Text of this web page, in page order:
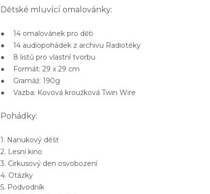
Dětské mluvící omalovánky:
● 14 omalovánek pro děti
● 14 audiopohádek z archivu Radiotéky
● 8 listů pro vlastní tvorbu
● Formát: 29 x 29 cm
● Gramáž: 190g
● Vazba: Kovová kroužková Twin Wire
Pohádky:
1. Nanukový déšť
2. Lesní kino
3. Cirkusový den osvobození
4. Otázky
5. Podvodník